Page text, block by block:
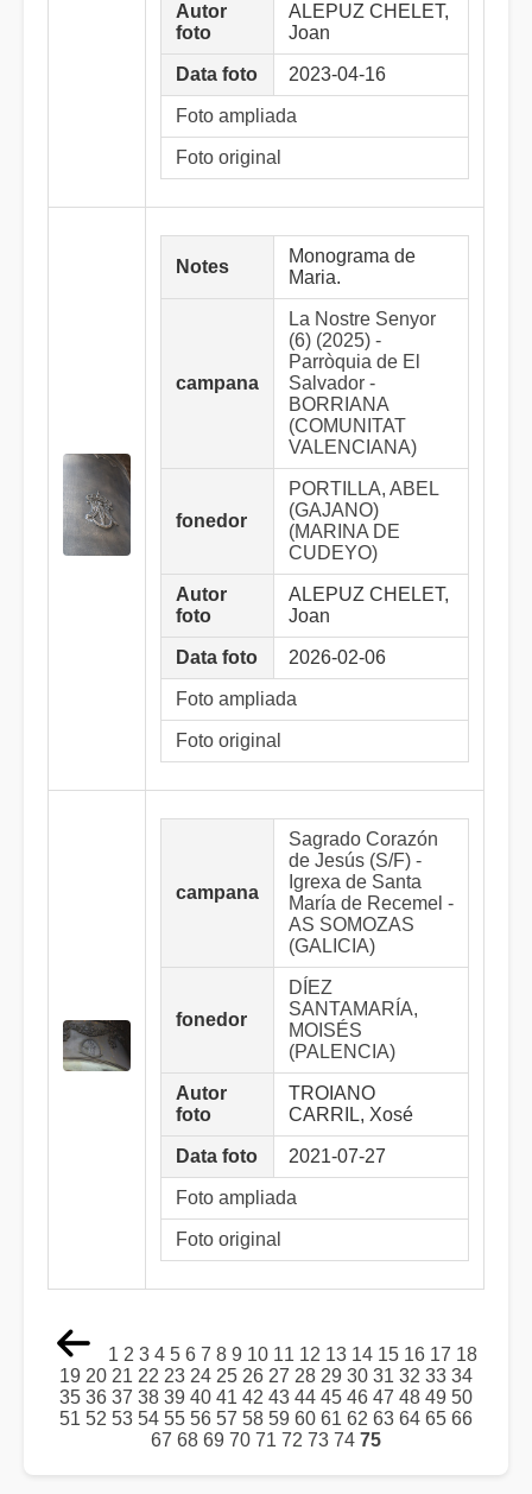
Autor
foto
ALEPUZ CHELET,
Joan
Data foto 2023-04-16
Foto ampliada
Foto original
Notes
Monograma de
Maria.
campana
La Nostre Senyor
(6) (2025) -
Parròquia de El
Salvador -
BORRIANA
(COMUNITAT
VALENCIANA)
fonedor
PORTILLA, ABEL
(GAJANO)
(MARINA DE
CUDEYO)
Autor
foto
ALEPUZ CHELET,
Joan
Data foto 2026-02-06
Foto ampliada
Foto original
campana
Sagrado Corazón
de Jesús (S/F) -
Igrexa de Santa
María de Recemel -
AS SOMOZAS
(GALICIA)
fonedor
DÍEZ
SANTAMARÍA,
MOISÉS
(PALENCIA)
Autor
foto
TROIANO
CARRIL, Xosé
Data foto 2021-07-27
Foto ampliada
Foto original
1 2 3 4 5 6 7 8 9 10 11 12 13 14 15 16 17 18
19 20 21 22 23 24 25 26 27 28 29 30 31 32 33 34
35 36 37 38 39 40 41 42 43 44 45 46 47 48 49 50
51 52 53 54 55 56 57 58 59 60 61 62 63 64 65 66
67 68 69 70 71 72 73 74 75